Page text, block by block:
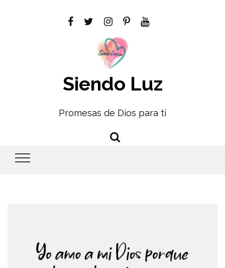
Siendo Luz
Promesas de Dios para ti